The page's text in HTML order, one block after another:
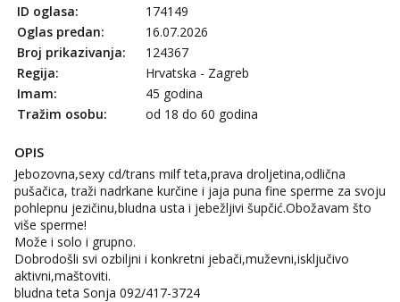
ID oglasa:
174149
Oglas predan:
16.07.2026
Broj prikazivanja:
124367
Regija:
Hrvatska - Zagreb
Imam:
45 godina
Tražim osobu:
od 18 do 60 godina
OPIS
Jebozovna,sexy cd/trans milf teta,prava droljetina,odlična
pušačica, traži nadrkane kurčine i jaja puna fine sperme za svoju
pohlepnu jezičinu,bludna usta i jebežljivi šupčić.Obožavam što
više sperme!
Može i solo i grupno.
Dobrodošli svi ozbiljni i konkretni jebači,muževni,isključivo
aktivni,maštoviti.
bludna teta Sonja 092/417-3724